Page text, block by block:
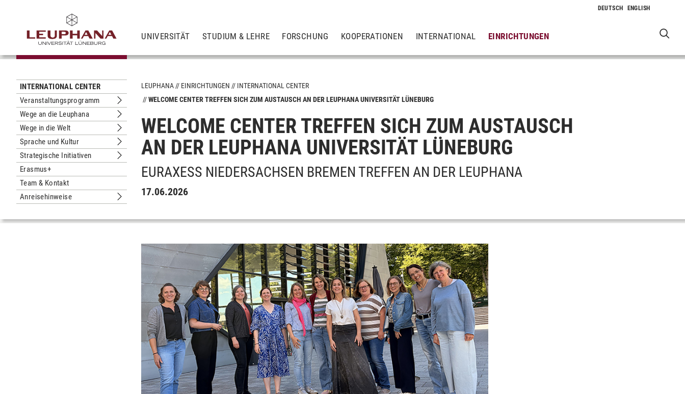
UNIVERSITÄT STUDIUM & LEHRE FORSCHUNG KOOPERATIONEN INTERNATIONAL EINRICHTUNGEN
INTERNATIONAL CENTER
Veranstaltungsprogramm
Untermenu Veranstaltungsprogramm
Wege an die Leuphana
Untermenu Wege an die Leuphana
Wege in die Welt
Untermenu Wege in die Welt
Sprache und Kultur
Untermenu Sprache und Kultur
Strategische Initiativen
Untermenu Strategische Initiativen
Erasmus+
Team & Kontakt
Anreisehinweise
Untermenu Anreisehinweise
LEUPHANA EINRICHTUNGEN
INTERNATIONAL CENTER
WELCOME CENTER TREFFEN SICH ZUM AUSTAUSCH AN DER LEUPHANA UNIVERSITÄT LÜNEBURG
WELCOME CENTER TREFFEN SICH ZUM AUSTAUSCH
AN DER LEUPHANA UNIVERSITÄT LÜNEBURG
EURAXESS NIEDERSACHSEN BREMEN TREFFEN AN DER LEUPHANA
17.06.2026